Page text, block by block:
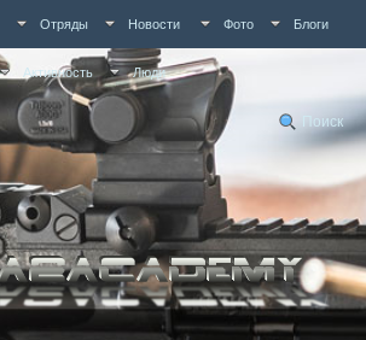
Отряды Новости Фото Блоги
Активность Люди
Поиск